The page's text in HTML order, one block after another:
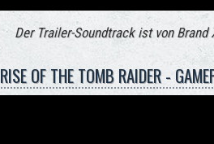
Der Trailer-Soundtrack ist von
RISE OF THE TOMB RAIDER -